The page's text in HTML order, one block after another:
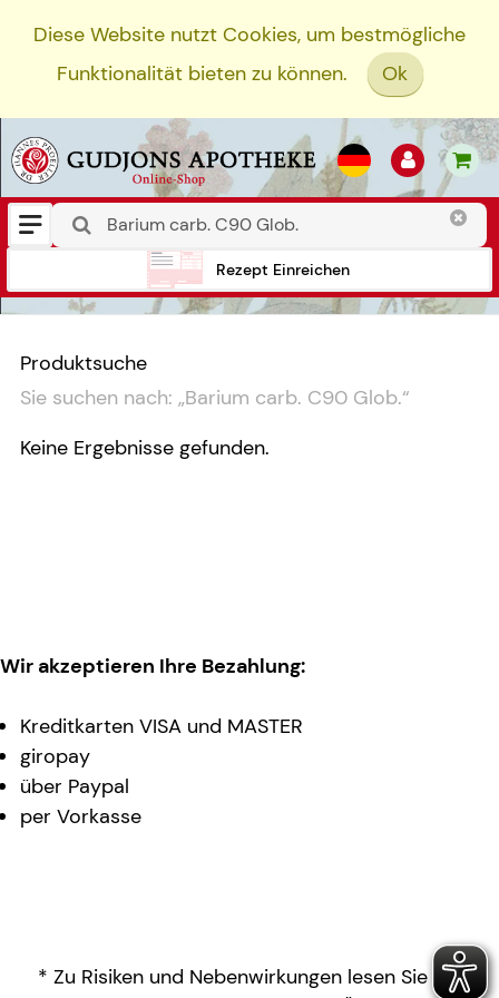
Diese Website nutzt Cookies, um bestmögliche
Funktionalität bieten zu können.
Ok
Rezept Einreichen
Produktsuche
Sie suchen nach: „Barium carb. C90 Glob.“
Keine Ergebnisse gefunden.
Wir akzeptieren Ihre Bezahlung:
Kreditkarten VISA und MASTER
giropay
über Paypal
per Vorkasse
* Zu Risiken und Nebenwirkungen lesen Sie die